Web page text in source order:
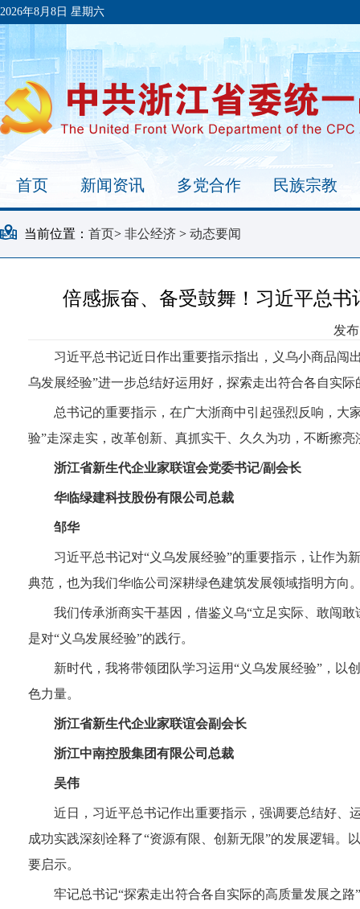
2026年8月8日 星期六
首页 新闻资讯 多党合作 民族宗教
当前位置： 首页> 非公经济 > 动态要闻
倍感振奋、备受鼓舞！习近平总
发
习近平总书记近日作出重要指示指出，义乌小商品闯
乌发展经验”进一步总结好运用好，探索走出符合各自实
总书记的重要指示，在广大浙商中引起强烈反响，大
验”走深走实，改革创新、真抓实干、久久为功，不断擦
浙江省新生代企业家联谊会党委书记/副会长
华临绿建科技股份有限公司总裁
邹华
习近平总书记对“义乌发展经验”的重要指示，让作为
典范，也为我们华临公司深耕绿色建筑发展领域指明方向
我们传承浙商实干基因，借鉴义乌“立足实际、敢闯
是对“义乌发展经验”的践行。
新时代，我将带领团队学习运用“义乌发展经验”，以
色力量。
浙江省新生代企业家联谊会副会长
浙江中南控股集团有限公司总裁
吴伟
近日，习近平总书记作出重要指示，强调要总结好、
成功实践深刻诠释了“资源有限、创新无限”的发展逻辑
要启示。
牢记总书记“探索走出符合各自实际的高质量发展之